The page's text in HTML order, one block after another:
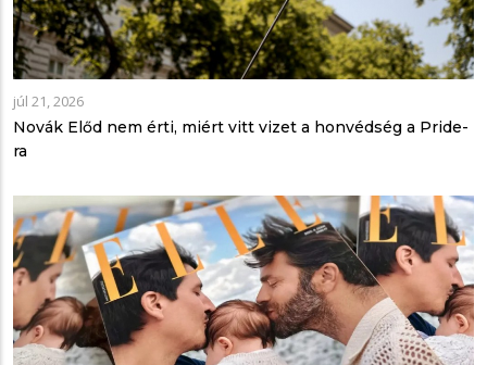
júl 21, 2026
Novák Előd nem érti, miért vitt vizet a honvédség a Pride-
ra